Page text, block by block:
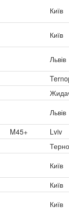
Київ
Київ
Львів
Львів
M45+
Lviv
Київ
Київ
Київ